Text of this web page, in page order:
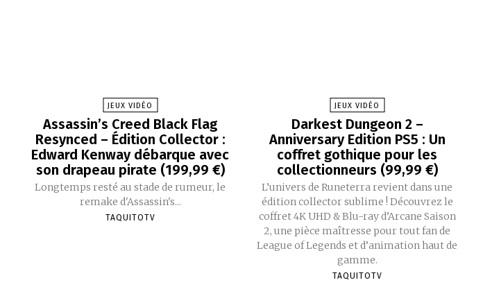
JEUX VIDÉO
Assassin’s Creed Black Flag
Resynced – Édition Collector :
Edward Kenway débarque avec
son drapeau pirate (199,99 €)
Longtemps resté au stade de rumeur, le
remake d'Assassin's...
TAQUITOTV
JEUX VIDÉO
Darkest Dungeon 2 –
Anniversary Edition PS5 : Un
coffret gothique pour les
collectionneurs (99,99 €)
L’univers de Runeterra revient dans une
édition collector sublime ! Découvrez le
coffret 4K UHD & Blu-ray d’Arcane Saison
2, une pièce maîtresse pour tout fan de
League of Legends et d’animation haut de
gamme.
TAQUITOTV